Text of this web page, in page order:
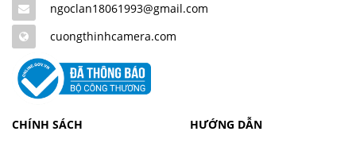
ngoclan18061993@gmail.com
cuongthinhcamera.com
CHÍNH SÁCH
HƯỚNG DẪN